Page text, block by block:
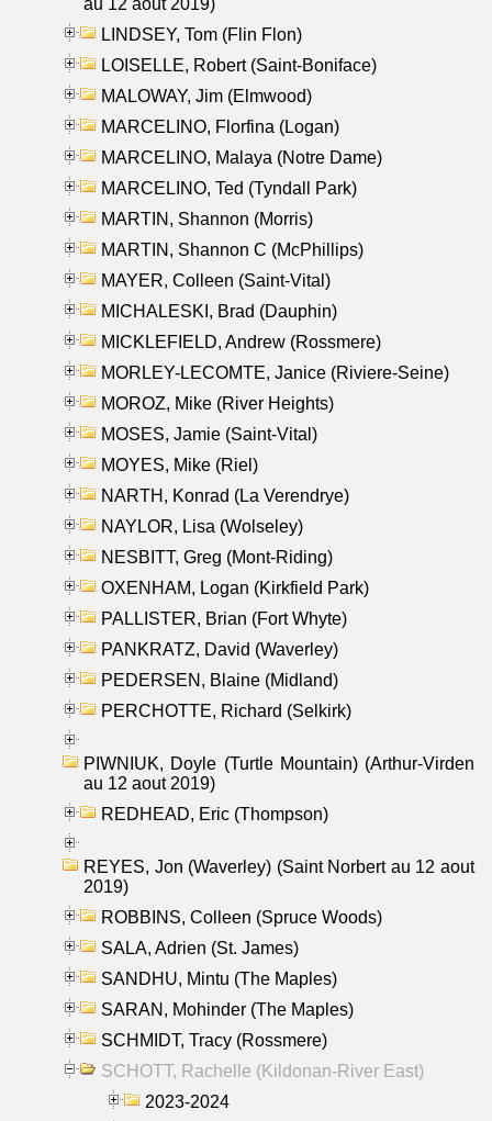
LINDSEY, Tom (Flin Flon)
LOISELLE, Robert (Saint-Boniface)
MALOWAY, Jim (Elmwood)
MARCELINO, Florfina (Logan)
MARCELINO, Malaya (Notre Dame)
MARCELINO, Ted (Tyndall Park)
MARTIN, Shannon (Morris)
MARTIN, Shannon C (McPhillips)
MAYER, Colleen (Saint-Vital)
MICHALESKI, Brad (Dauphin)
MICKLEFIELD, Andrew (Rossmere)
MORLEY-LECOMTE, Janice (Riviere-Seine)
MOROZ, Mike (River Heights)
MOSES, Jamie (Saint-Vital)
MOYES, Mike (Riel)
NARTH, Konrad (La Verendrye)
NAYLOR, Lisa (Wolseley)
NESBITT, Greg (Mont-Riding)
OXENHAM, Logan (Kirkfield Park)
PALLISTER, Brian (Fort Whyte)
PANKRATZ, David (Waverley)
PEDERSEN, Blaine (Midland)
PERCHOTTE, Richard (Selkirk)
PIWNIUK, Doyle (Turtle Mountain) (Arthur-Virden
au 12 aout 2019)
REDHEAD, Eric (Thompson)
REYES, Jon (Waverley) (Saint Norbert au 12 aout
2019)
ROBBINS, Colleen (Spruce Woods)
SALA, Adrien (St. James)
SANDHU, Mintu (The Maples)
SARAN, Mohinder (The Maples)
SCHMIDT, Tracy (Rossmere)
SCHOTT, Rachelle (Kildonan-River East)
2023-2024